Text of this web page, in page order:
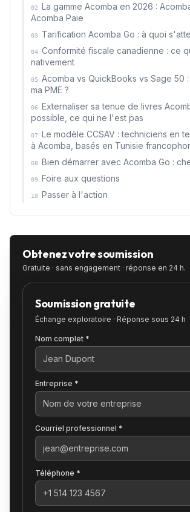
02
La gamme Acomba en 2026 :
Acomba Paie
03 Tarification Acomba Go : à quoi
04 Conformité fiscale canadienne : ce
nativement
05
Acomba vs QuickBooks vs Sage 50
ma PME ?
06 Externaliser sa tenue de livres
possible, ce qui ne l'est pas
07
Le modèle CCSAV : techniciens en
à Acomba, basés en Tunisie
08 Bien démarrer avec Acomba Go :
09 Foire aux questions
10 Passer à l'action
Obtenez votre soumission
Gratuite · sans engagement · réponse en 24 h.
Soumission gratuite
Échange exploratoire · Réponse sous 24 h
Nom complet *
Entreprise *
Courriel professionnel *
Téléphone *